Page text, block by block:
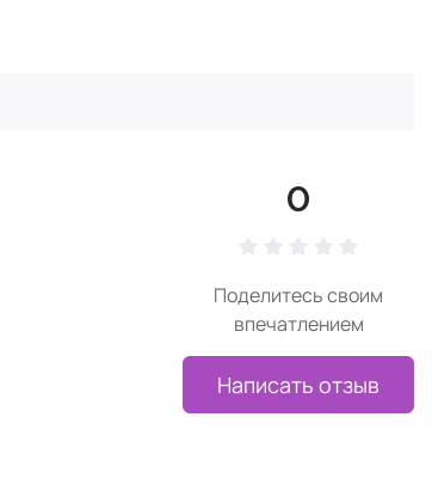
0
Поделитесь своим
впечатлением
Написать отзыв